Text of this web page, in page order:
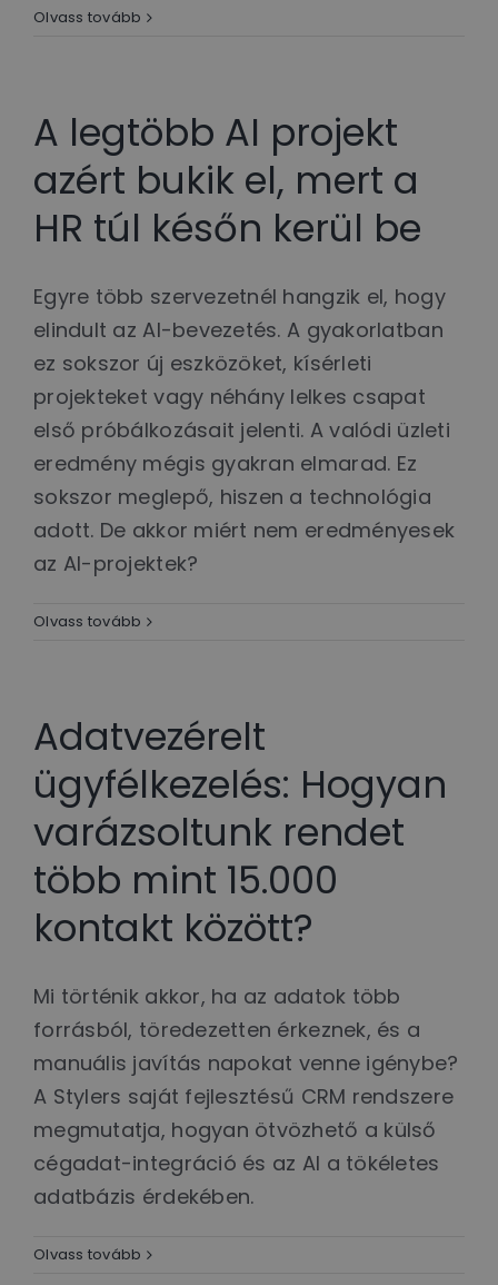
Olvass tovább
A legtöbb AI projekt
azért bukik el, mert a
HR túl későn kerül be
Egyre több szervezetnél hangzik el, hogy
elindult az AI-bevezetés. A gyakorlatban
ez sokszor új eszközöket, kísérleti
projekteket vagy néhány lelkes csapat
első próbálkozásait jelenti. A valódi üzleti
eredmény mégis gyakran elmarad. Ez
sokszor meglepő, hiszen a technológia
adott. De akkor miért nem eredményesek
az AI-projektek?
Olvass tovább
Adatvezérelt
ügyfélkezelés: Hogyan
varázsoltunk rendet
több mint 15.000
kontakt között?
Mi történik akkor, ha az adatok több
forrásból, töredezetten érkeznek, és a
manuális javítás napokat venne igénybe?
A Stylers saját fejlesztésű CRM rendszere
megmutatja, hogyan ötvözhető a külső
cégadat-integráció és az AI a tökéletes
adatbázis érdekében.
Olvass tovább